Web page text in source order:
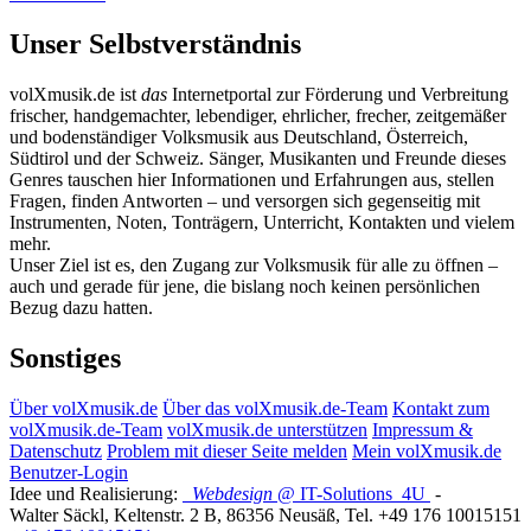
Unser Selbstverständnis
volXmusik.de ist das Internetportal zur Förderung und Verbreitung
frischer, handgemachter, lebendiger, ehrlicher, frecher, zeitgemäßer
und bodenständiger Volksmusik aus Deutschland, Österreich,
Südtirol und der Schweiz. Sänger, Musikanten und Freunde dieses
Genres tauschen hier Informationen und Erfahrungen aus, stellen
Fragen, finden Antworten – und versorgen sich gegenseitig mit
Instrumenten, Noten, Tonträgern, Unterricht, Kontakten und vielem
mehr.
Unser Ziel ist es, den Zugang zur Volksmusik für alle zu öffnen –
auch und gerade für jene, die bislang noch keinen persönlichen
Bezug dazu hatten.
Sonstiges
Über volXmusik.de Über das volXmusik.de-Team Kontakt zum
volXmusik.de-Team volXmusik.de unterstützen Impressum &
Datenschutz Problem mit dieser Seite melden Mein volXmusik.de
Benutzer-Login
Idee und Realisierung:
Webdesign @ IT-Solutions 4U -
Walter Säckl, Keltenstr. 2 B, 86356 Neusäß, Tel. +49 176 10015151